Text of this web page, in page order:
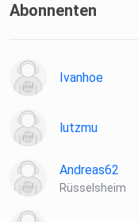
Abonnenten
Ivanhoe
lutzmu
Andreas62
Rüsselsheim